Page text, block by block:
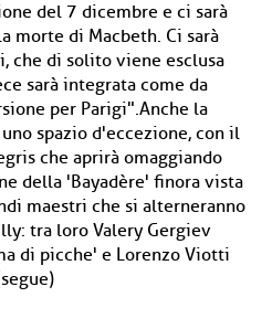
del 7 dicembre e ci sarà
morte di Macbeth. Ci sarà
che di solito viene esclusa
sarà integrata come da
per Parigi".Anche la
spazio d'eccezione, con il
che aprirà omaggiando
della 'Bayadère' finora vista
maestri che si alterneranno
tra loro Valery Gergiev
di picche' e Lorenzo Viotti